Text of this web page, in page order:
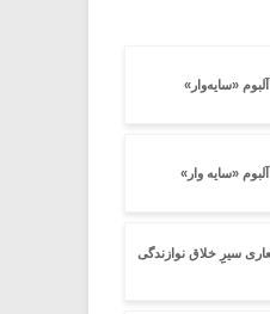
«سایه‌وار»
«سایه وار»
سیرِِ خلاق نوازندگی